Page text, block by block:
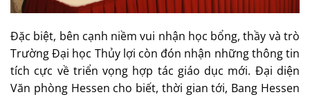
Đặc biệt, bên cạnh niềm vui nhận học bổng, thầy và trò
Trường Đại học Thủy lợi còn đón nhận những thông tin
tích cực về triển vọng hợp tác giáo dục mới. Đại diện
Văn phòng Hessen cho biết, thời gian tới, Bang Hessen